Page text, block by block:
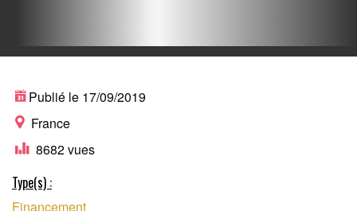
PLATEFORME DE
CROWDFUNDING
Publié le 17/09/2019
France
8682 vues
Type(s) :
Financement